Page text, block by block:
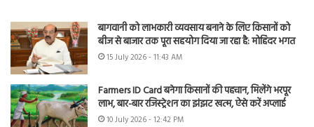
बागवानी को लाभकारी व्यवसाय बनाने के लिए किसानों को
बीज से बाजार तक पूरा सहयोग दिया जा रहा है: मोहिंदर भगत
15 July 2026 - 11:43 AM
Farmers ID Card बनेगा किसानों की पहचान, मिलेंगे भरपूर
लाभ, बार-बार रजिस्ट्रेशन का झंझट खत्म, ऐसे करें अप्लाई
10 July 2026 - 12:42 PM